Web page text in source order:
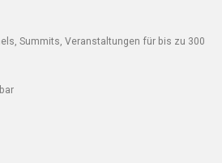
Summits, Veranstaltungen für bis zu 300